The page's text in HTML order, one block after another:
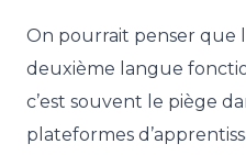
On pourrait penser que
deuxième langue
c’est souvent le piège
plateformes